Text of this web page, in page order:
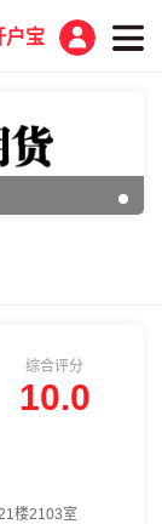
户宝
综合评分
10.0
楼2103室